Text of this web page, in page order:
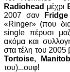
Radiohead μέχρι
2007 σαν
«Ringer» (που
single πέρυσι
ακόμα και
στα τέλη του 2005
Tortoise,
του)...ουφ!